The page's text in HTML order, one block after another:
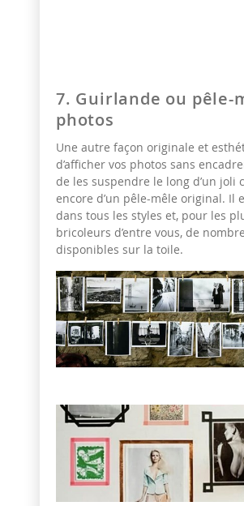
7. Guirlande ou pêle-
photos
Une autre façon originale et
d’afficher vos photos sans
de les suspendre le long d’un joli
encore d’un pêle-mêle original. Il
dans tous les styles et, pour les
bricoleurs d’entre vous, de
disponibles sur la toile.